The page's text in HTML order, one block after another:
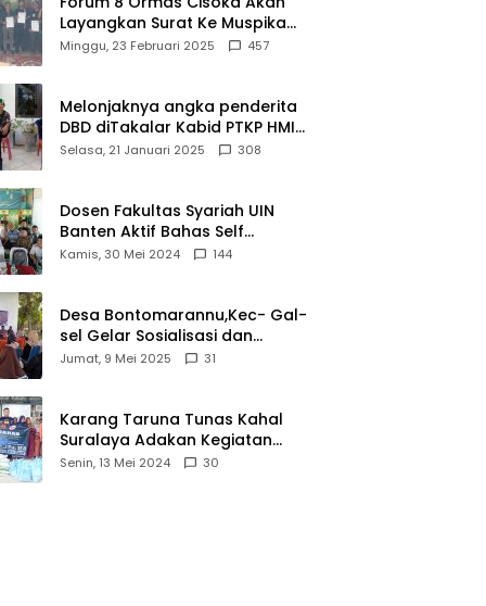
Layangkan Surat Ke Muspika
Atas Adanya Kantor Matel di
Minggu, 23 Februari 2025 457
Melonjaknya angka penderita
DBD diTakalar Kabid PTKP HMI
Cab.Takalar angkat bicara
Selasa, 21 Januari 2025 308
Dosen Fakultas Syariah UIN
Banten Aktif Bahas Self
Declare Halal dalam Forum
Kamis, 30 Mei 2024 144
Desa Bontomarannu,Kec- Gal-
sel Gelar Sosialisasi dan
Bimtek Pemutakhiran Data ID
Jumat, 9 Mei 2025 31
Karang Taruna Tunas Kahal
Suralaya Adakan Kegiatan
Bansos Terhadap Kaum
Senin, 13 Mei 2024 30